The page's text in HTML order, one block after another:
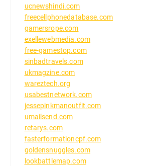
ucnewshindi.com
freecellphonedatabase.com
gamersrope.com
exellewebmedia.com
free-gamestop.com
sinbadtravels.com
ukmagzine.com
wareztech.org
usabestnetwork.com
jessepinkmanoutfit.com
umailsend.com
retarys.com
fasterformationcpf.com
goldensnuggles.com
lookbattlemap.com